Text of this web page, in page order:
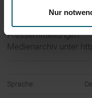
Nur
30.05.2017 Die
Meldepflichten,
Pressemitteilungen.
Medienarchiv unter
Sprache: